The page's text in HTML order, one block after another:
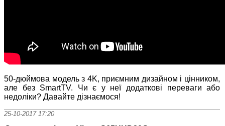
50-дюймова модель з 4K, приємним дизайном і цінником,
але без SmartTV. Чи є у неї додаткові переваги або
недоліки? Давайте дізнаємося!
25-10-2017 17:20